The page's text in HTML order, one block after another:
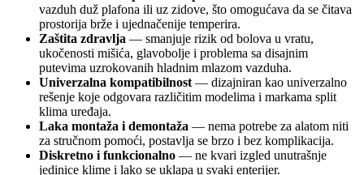
vazduh duž plafona ili uz zidove, što omogućava da se čitava
prostorija brže i ujednačenije temperira.
Zaštita zdravlja — smanjuje rizik od bolova u vratu,
ukočenosti mišića, glavobolje i problema sa disajnim
putevima uzrokovanih hladnim mlazom vazduha.
Univerzalna kompatibilnost — dizajniran kao univerzalno
rešenje koje odgovara različitim modelima i markama split
klima uređaja.
Laka montaža i demontaža — nema potrebe za alatom niti
za stručnom pomoći, postavlja se brzo i bez komplikacija.
Diskretno i funkcionalno — ne kvari izgled unutrašnje
jedinice klime i lako se uklapa u svaki enterijer.